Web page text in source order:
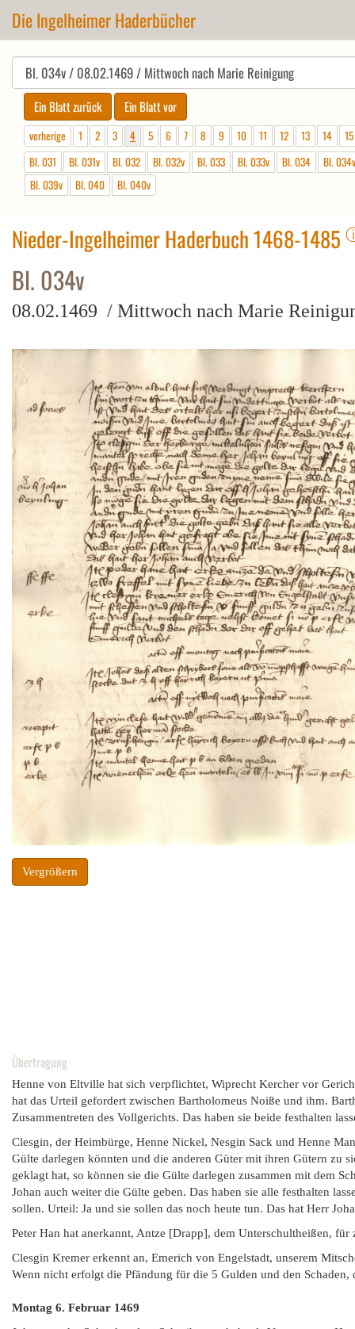
Die Ingelheimer Haderbücher
vorherige 1 2 3 4 5 6 7 8 9 10 11 12 13 14
15
Bl. 031
Bl. 031v Bl. 032 Bl. 032v Bl. 033 Bl. 033v Bl. 034
Bl. 034v
Bl. 039v
Bl. 040 Bl. 040v
Nieder-Ingelheimer Haderbuch 1468-1485
Bl. 034v
08.02.1469 / Mittwoch nach Marie
Vergrößern
Übertragung
Henne von Eltville hat sich verpflichtet, Wiprecht Kercher vor
hat das Urteil gefordert zwischen Bartholomeus Noiße und ihm.
Zusammentreten des Vollgerichts. Das haben sie beide festhalten
Clesgin, der Heimbürge, Henne Nickel, Nesgin Sack und Henne
Gülte darlegen könnten und die anderen Güter mit ihren Gütern zu
geklagt hat, so können sie die Gülte darlegen zusammen mit dem
Johan auch weiter die Gülte geben. Das haben sie alle festhalten
sollen. Urteil: Ja und sie sollen das noch heute tun. Das hat Herr
Peter Han hat anerkannt, Antze [Drapp], dem Unterschultheißen,
Clesgin Kremer erkennt an, Emerich von Engelstadt, unserem
Wenn nicht erfolgt die Pfändung für die 5 Gulden und den Schaden,
Montag 6. Februar 1469